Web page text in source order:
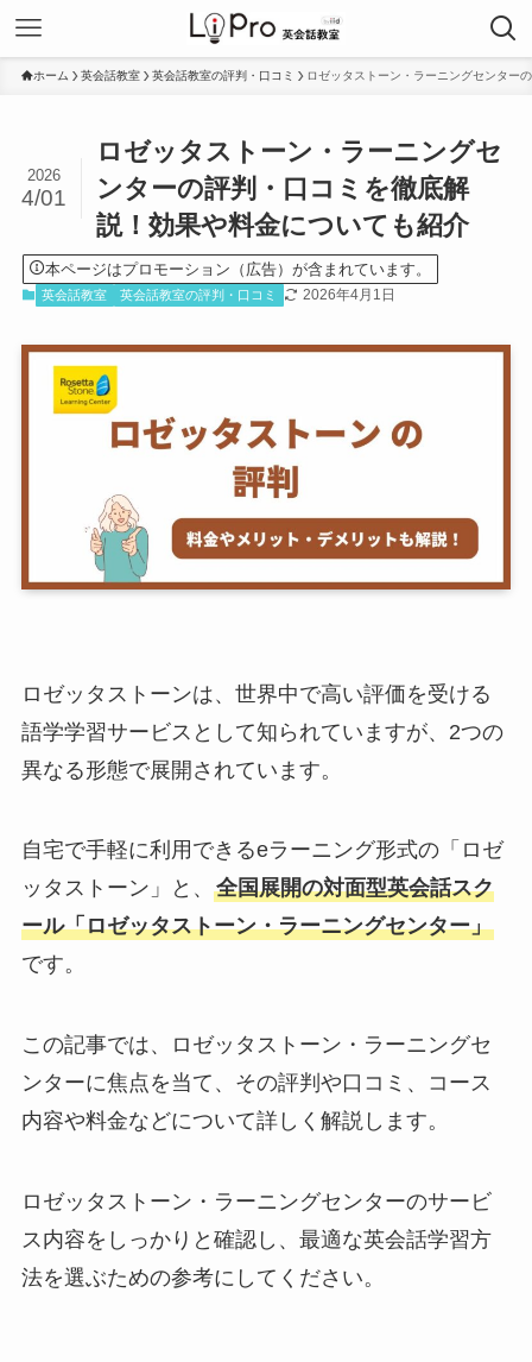
ホーム 英会話教室 英会話教室の評判・口コミ ロゼッタストーン・ラーニングセンター
ロゼッタストーン・ラーニングセ
ンターの評判・口コミを徹底解
説！効果や料金についても紹介
2026
4/01
本ページはプロモーション（広告）が含まれています。
英会話教室 英会話教室の評判・口コミ 2026年4月1日
ロゼッタストーンは、世界中で高い評価を受ける
語学学習サービスとして知られていますが、2つの
異なる形態で展開されています。
自宅で手軽に利用できるeラーニング形式の「ロゼ
ッタストーン」と、 全国展開の対面型英会話スク
ール「ロゼッタストーン・ラーニングセンター」
です。
この記事では、ロゼッタストーン・ラーニングセ
ンターに焦点を当て、その評判や口コミ、コース
内容や料金などについて詳しく解説します。
ロゼッタストーン・ラーニングセンターのサービ
ス内容をしっかりと確認し、最適な英会話学習方
法を選ぶための参考にしてください。